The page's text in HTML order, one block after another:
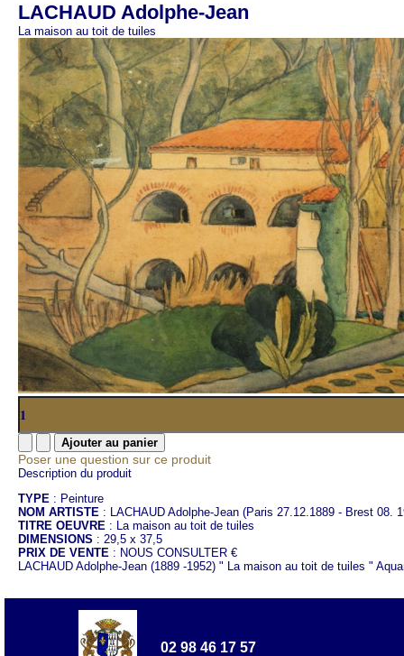
LACHAUD Adolphe-Jean
La maison au toit de tuiles
Poser une question sur ce produit
Description du produit
TYPE : Peinture
NOM ARTISTE : LACHAUD Adolphe-Jean (Paris 27.12.1889 - Brest 08.
TITRE OEUVRE : La maison au toit de tuiles
DIMENSIONS : 29,5 x 37,5
PRIX DE VENTE : NOUS CONSULTER €
LACHAUD Adolphe-Jean (1889 -1952) " La maison au toit de tuiles "
02 98 46 17 57